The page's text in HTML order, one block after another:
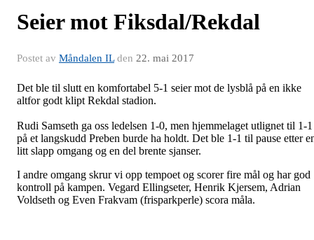
Seier mot Fiksdal/Rekdal
Postet av Måndalen ILden 22. mai 2017
Det ble til slutt en komfortabel 5-1 seier mot de lysblå på en ikke
altfor godt klipt Rekdal stadion.
Rudi Samseth ga oss ledelsen 1-0, men hjemmelaget utlignet til 1-1
på et langskudd Preben burde ha holdt. Det ble 1-1 til pause etter
litt slapp omgang og en del brente sjanser.
I andre omgang skrur vi opp tempoet og scorer fire mål og har god
kontroll på kampen. Vegard Ellingseter, Henrik Kjersem, Adrian
Voldseth og Even Frakvam (frisparkperle) scora måla.